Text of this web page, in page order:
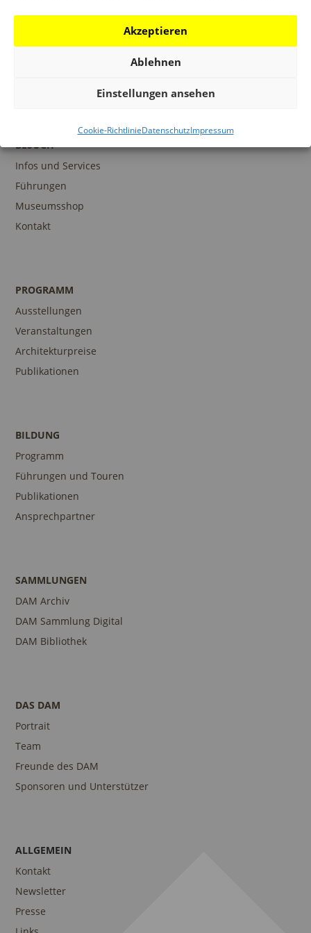
Akzeptieren
Ablehnen
Einstellungen ansehen
Cookie-RichtlinieDatenschutzImpressum
Film ist eine Expedition durch die einzige realisierte
Raumstadt weltweit – die in den 1960er Jahren
BESUCH
Infos und Services
Führungen
Museumsshop
Kontakt
PROGRAMM
Ausstellungen
Veranstaltungen
Architekturpreise
Publikationen
BILDUNG
Programm
Führungen und Touren
Publikationen
Ansprechpartner
SAMMLUNGEN
DAM Archiv
DAM Sammlung Digital
DAM Bibliothek
DAS DAM
Portrait
Team
Freunde des DAM
Sponsoren und Unterstützer
ALLGEMEIN
Kontakt
Newsletter
Presse